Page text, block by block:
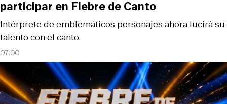
07:00
Intérprete de emblemáticos personajes ahora lucirá su
talento con el canto.
participar en Fiebre de Canto